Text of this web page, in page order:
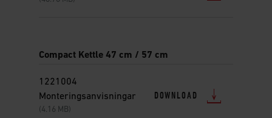
Compact Kettle 47 cm / 57 cm
1221004
Monteringsanvisningar
(4.16 MB)
DOWNLOAD